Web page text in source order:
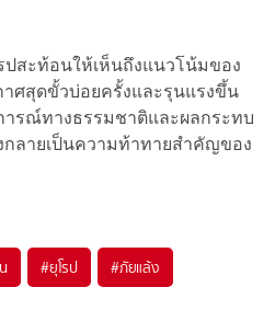
สะท้อนให้เห็นถึงแนวโน้มของ
ศสุดขั้วบ่อยครั้งและรุนแรงขึ้น
รณ์ทางธรรมชาติและผลกระทบ
ลายเป็นความท้าทายสำคัญของ
#ยุโรป #ภัยแล้ง